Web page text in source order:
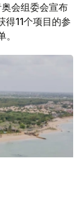
会组委会宣布
得11个项目的参